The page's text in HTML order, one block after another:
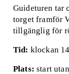
Guideturen tar
torget framför
tillgänglig för
Tid: klockan
Plats: start